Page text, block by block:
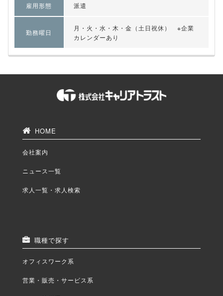
雇用形態 派遣
勤務曜日
月・火・水・木・金（土日祝休） ※企業
カレンダーあり
HOME
会社案内
ニュース一覧
求人一覧・求人検索
職種で探す
オフィスワーク系
営業・販売・サービス系